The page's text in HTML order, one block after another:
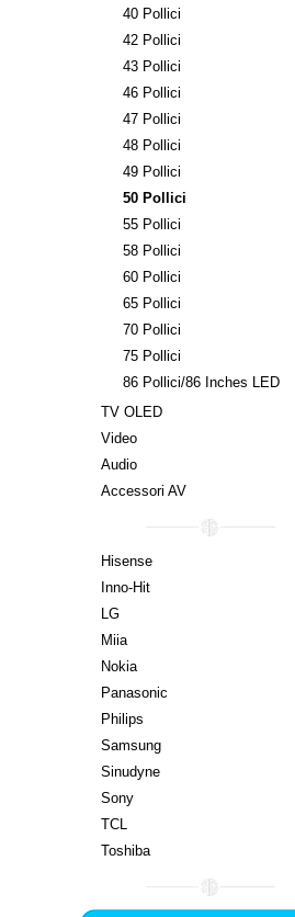
40 Pollici
42 Pollici
43 Pollici
46 Pollici
47 Pollici
48 Pollici
49 Pollici
50 Pollici
55 Pollici
58 Pollici
60 Pollici
65 Pollici
70 Pollici
75 Pollici
86 Pollici/86 Inches LED
TV OLED
Video
Audio
Accessori AV
Hisense
Inno-Hit
LG
Miia
Nokia
Panasonic
Philips
Samsung
Sinudyne
Sony
TCL
Toshiba